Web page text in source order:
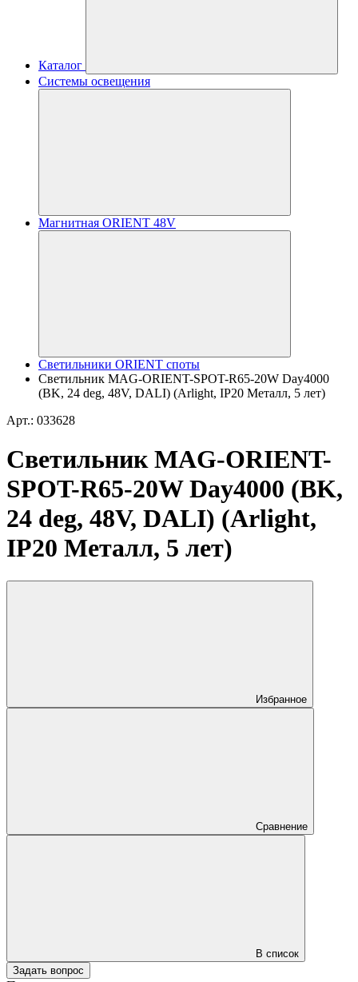
Каталог
Системы освещения
Магнитная ORIENT 48V
Светильники ORIENT споты
Светильник MAG-ORIENT-SPOT-R65-20W Day4000
(BK, 24 deg, 48V, DALI) (Arlight, IP20 Металл, 5 лет)
Арт.: 033628
Светильник MAG-ORIENT-
SPOT-R65-20W Day4000 (BK,
24 deg, 48V, DALI) (Arlight,
IP20 Металл, 5 лет)
Избранное
Сравнение
В список
Задать вопрос